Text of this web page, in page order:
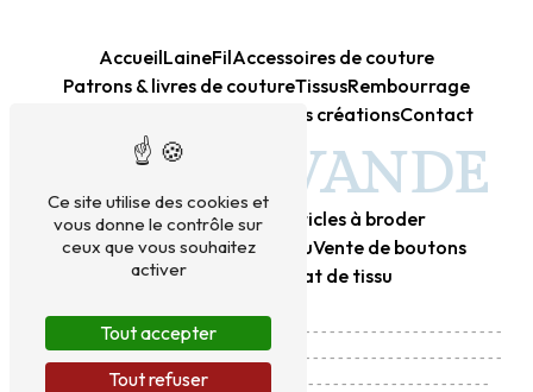
AccueilLaineFilAccessoires de couture
Patrons & livres de coutureTissusRembourrage
Mes créationsContact
BLEU LAVANDE
MercerieLaine Tissu
Articles à broder
Vente de laineVente de tissuVente de boutons
Achat de laine
Achat de tissu
---------------------------------------------------------
---------------------------------------------------------
------------------------------------------------------
Ce site utilise des cookies et
vous donne le contrôle sur
ceux que vous souhaitez
activer
Tout accepter
Tout refuser